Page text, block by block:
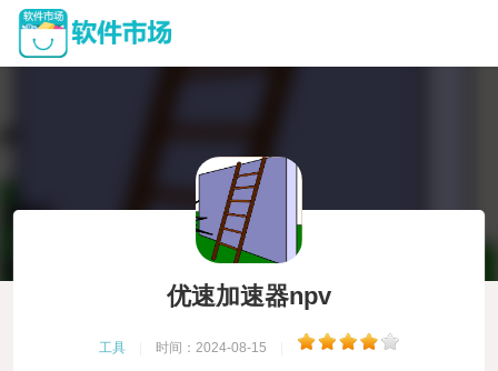
优速加速器npv
工具 时间：2024-08-15